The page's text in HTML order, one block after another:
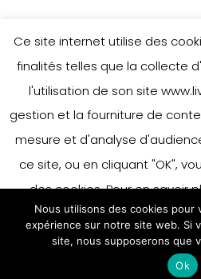
Ce site internet utilise des
finalités telles que la collecte
l'utilisation de son site
gestion et la fourniture de
mesure et d'analyse
ce site, ou en cliquant "OK",
des cookies. Pour en savoir
préférences en matière de
à notre politique sur les
En savoir
Nous utilisons des cookies pour
expérience sur notre site web. Si
site, nous supposerons que
Ok